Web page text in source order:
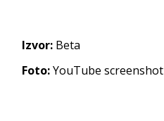
Izvor: Beta
Foto:YouTube screenshot